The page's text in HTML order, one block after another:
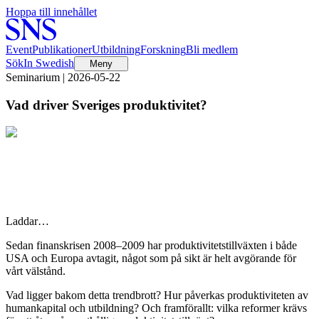
Hoppa till innehållet
EventPublikationerUtbildningForskningBli medlem
SökIn Swedish Meny
Seminarium | 2026-05-22
Vad driver Sveriges produktivitet?
Laddar…
Sedan finanskrisen 2008–2009 har produktivitetstillväxten i både
USA och Europa avtagit, något som på sikt är helt avgörande för
vårt välstånd.
Vad ligger bakom detta trendbrott? Hur påverkas produktiviteten av
humankapital och utbildning? Och framförallt: vilka reformer krävs